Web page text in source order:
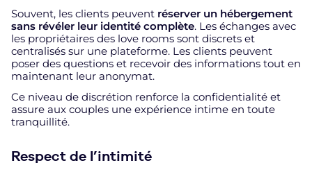
Souvent, les clients peuvent réserver un hébergement
sans révéler leur identité complète. Les échanges avec
les propriétaires des love rooms sont discrets et
centralisés sur une plateforme. Les clients peuvent
poser des questions et recevoir des informations tout en
maintenant leur anonymat.
Ce niveau de discrétion renforce la confidentialité et
assure aux couples une expérience intime en toute
tranquillité.
Respect de l’intimité